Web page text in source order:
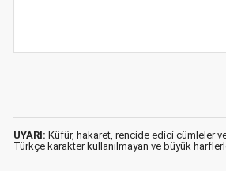
UYARI: Küfür, hakaret, rencide edici cümleler
Türkçe karakter kullanılmayan ve büyük